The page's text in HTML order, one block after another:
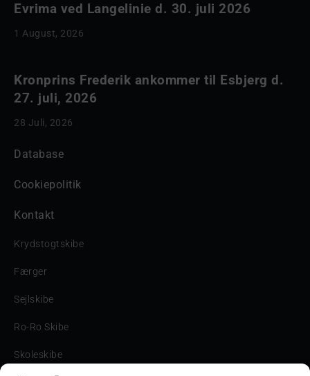
Evrima ved Langelinie d. 30. juli 2026
1 August, 2026
Kronprins Frederik ankommer til Esbjerg d.
27. juli, 2026
28 Juli, 2026
Database
Cookiepolitik
Kontakt
Krydstogtskibe
Færger
Sejlskibe
Ro-Ro Skibe
Skoleskibe